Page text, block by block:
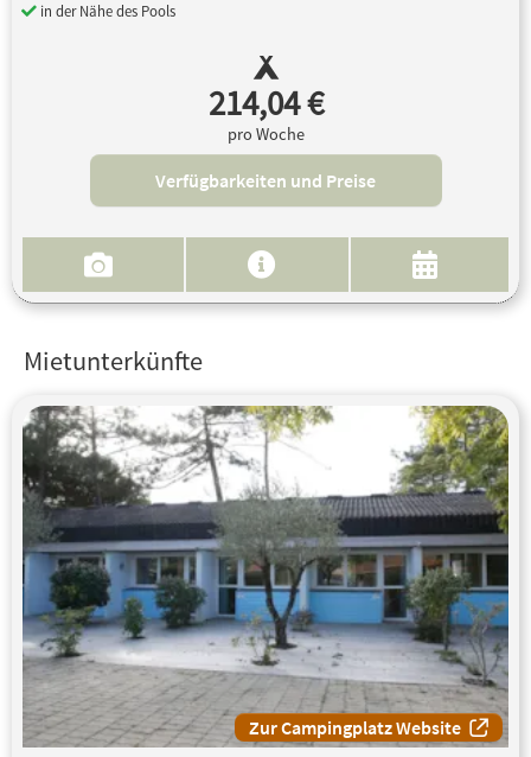
in der Nähe des Pools
214,04 €
pro Woche
Verfügbarkeiten und Preise
Mietunterkünfte
Zur Campingplatz Website